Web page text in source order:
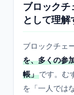
ブロックチ
として理解
ブロックチェ
を、多くの参
帳」です。む
を「一人では